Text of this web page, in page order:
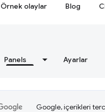
Örnek olaylar Blog
Panels Ayarlar
Google, içerikleri